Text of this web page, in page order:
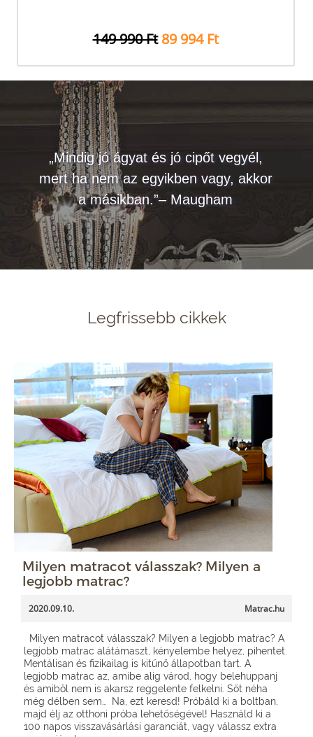
149 990 Ft 89 994 Ft
„Mindig jó ágyat és jó cipőt vegyél,
mert ha nem az egyikben vagy, akkor
a másikban.”– Maugham
Legfrissebb cikkek
Milyen matracot válasszak? Milyen a
legjobb matrac?
2020.09.10. Matrac.hu
Milyen matracot válasszak? Milyen a legjobb matrac? A
legjobb matrac alátámaszt, kényelembe helyez, pihentet.
Mentálisan és fizikailag is kitűnő állapotban tart. A
legjobb matrac az, amibe alig várod, hogy belehuppanj
és amiből nem is akarsz reggelente felkelni. Sőt néha
még délben sem… Na, ezt keresd! Próbáld ki a boltban,
majd élj az otthoni próba lehetőségével! Használd ki a
100 napos visszavásárlási garanciát, vagy válassz extra